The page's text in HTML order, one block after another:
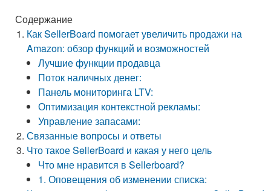
Содержание
Как SellerBoard помогает увеличить продажи на
Amazon: обзор функций и возможностей
Лучшие функции продавца
Поток наличных денег:
Панель мониторинга LTV:
Оптимизация контекстной рекламы:
Управление запасами:
Связанные вопросы и ответы
Что такое SellerBoard и какая у него цель
Что мне нравится в Sellerboard?
1. Оповещения об изменении списка: